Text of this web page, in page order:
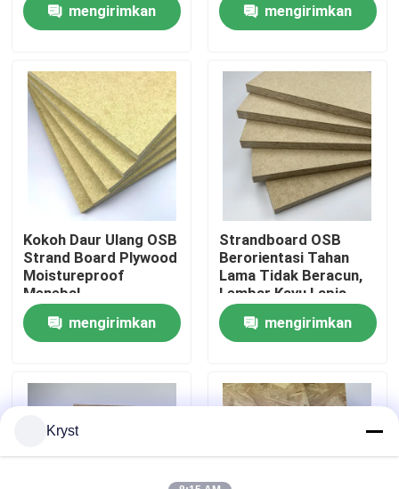
Produk
Video
Tentang Kami
Tur Pabrik
Kontrol Kualitas
Hubungi Kami
Kasus-kasus
mengirimkan
mengirimkan
Kokoh Daur Ulang OSB
Strand Board Plywood
Moistureproof
Menebal
mengirimkan
Strandboard OSB
Berorientasi Tahan
Lama Tidak Beracun,
Lembar Kayu Lapis
OSB Tahan Jamur
mengirimkan
Kryst